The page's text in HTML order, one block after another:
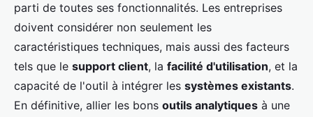
parti de toutes ses fonctionnalités. Les entreprises
doivent considérer non seulement les
caractéristiques techniques, mais aussi des facteurs
tels que le support client, la facilité d'utilisation, et la
capacité de l'outil à intégrer les systèmes existants.
En définitive, allier les bons outils analytiques à une